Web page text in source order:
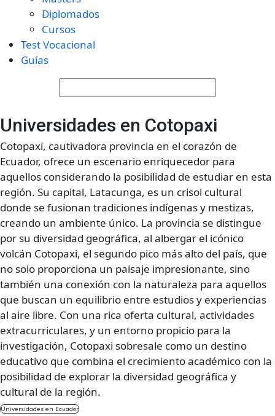
Diplomados
Cursos
Test Vocacional
Guías
Universidades en Cotopaxi
Cotopaxi, cautivadora provincia en el corazón de
Ecuador, ofrece un escenario enriquecedor para
aquellos considerando la posibilidad de estudiar en esta
región. Su capital, Latacunga, es un crisol cultural
donde se fusionan tradiciones indígenas y mestizas,
creando un ambiente único. La provincia se distingue
por su diversidad geográfica, al albergar el icónico
volcán Cotopaxi, el segundo pico más alto del país, que
no solo proporciona un paisaje impresionante, sino
también una conexión con la naturaleza para aquellos
que buscan un equilibrio entre estudios y experiencias
al aire libre. Con una rica oferta cultural, actividades
extracurriculares, y un entorno propicio para la
investigación, Cotopaxi sobresale como un destino
educativo que combina el crecimiento académico con la
posibilidad de explorar la diversidad geográfica y
cultural de la región.
Universidades en Ecuador